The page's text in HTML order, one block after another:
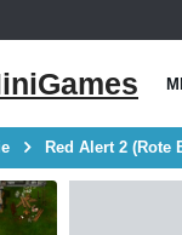
Red Alert 2 (Rote